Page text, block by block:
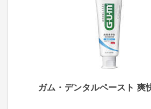
ガム・デンタルペースト 爽